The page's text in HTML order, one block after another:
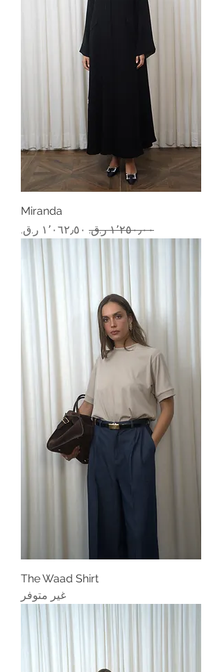
Miranda
سعر عادي
سعر البيع
The Waad Shirt
غير متوفر